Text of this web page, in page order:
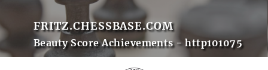
FRITZ.CHESSBASE.COM
Beauty Score Achievements - http101075